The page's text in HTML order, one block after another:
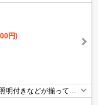
円)
明付きなどが揃ってお
ンターホン越しに来訪